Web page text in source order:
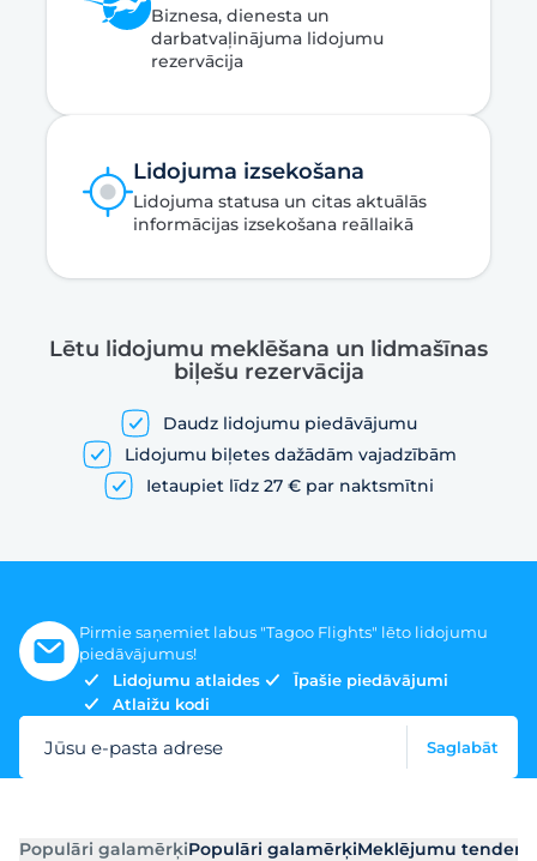
Biznesa, dienesta un
darbatvaļinājuma lidojumu
rezervācija
Lidojuma izsekošana
Lidojuma statusa un citas aktuālās
informācijas izsekošana reāllaikā
Lētu lidojumu meklēšana un lidmašīnas
biļešu rezervācija
Daudz lidojumu piedāvājumu
Lidojumu biļetes dažādām vajadzībām
Ietaupiet līdz 27 € par naktsmītni
Pirmie saņemiet labus "Tagoo Flights" lēto lidojumu
piedāvājumus!
Lidojumu atlaides
Īpašie piedāvājumi
Atlaižu kodi
Jūsu e-pasta adrese Saglabāt
Populāri galamērķiPopulāri galamērķiMeklējumu